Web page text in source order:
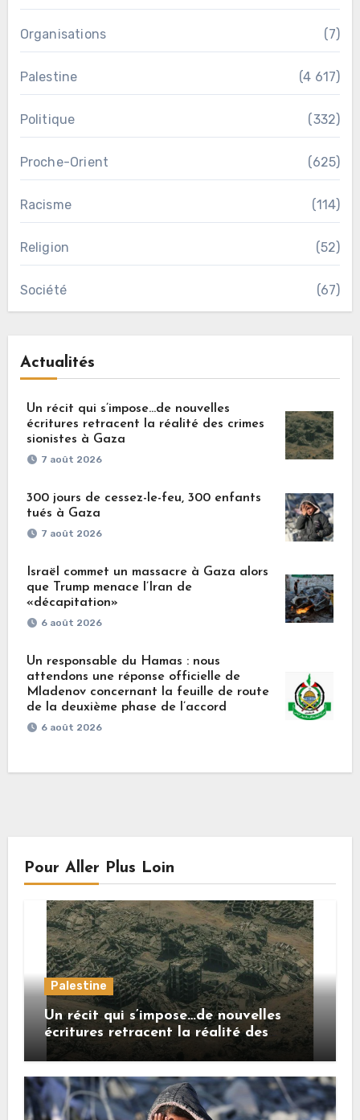
Organisations (7)
Palestine (4 617)
Politique (332)
Proche-Orient (625)
Racisme (114)
Religion (52)
Société (67)
Actualités
Un récit qui s’impose…de nouvelles
écritures retracent la réalité des crimes
sionistes à Gaza
7 août 2026
300 jours de cessez-le-feu, 300 enfants
tués à Gaza
7 août 2026
Israël commet un massacre à Gaza alors
que Trump menace l’Iran de
«décapitation»
6 août 2026
Un responsable du Hamas : nous
attendons une réponse officielle de
Mladenov concernant la feuille de route
de la deuxième phase de l’accord
6 août 2026
Pour Aller Plus Loin
Palestine
Un récit qui s’impose…de nouvelles
écritures retracent la réalité des
crimes sionistes à Gaza